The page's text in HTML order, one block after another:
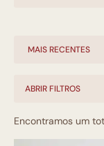
ABRIR FILTROS
Encontramos um